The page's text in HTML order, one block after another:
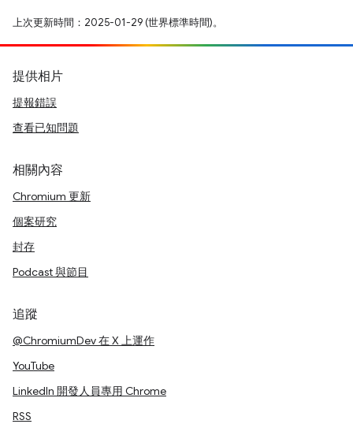
上次更新時間：2025-01-29 (世界標準時間)。
提供相片
提報錯誤
查看已知問題
相關內容
Chromium 更新
個案研究
封存
Podcast 與節目
追蹤
@ChromiumDev 在 X 上運作
YouTube
LinkedIn 開發人員專用 Chrome
RSS